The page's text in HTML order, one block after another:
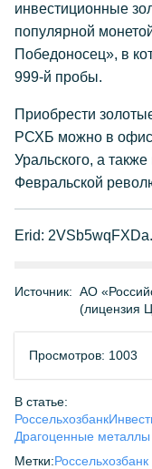
инвестиционные
популярной
Победоносец», в
999-й пробы.
Приобрести
РСХБ можно в
Уральского, а
Февральской
Erid:
Источник: АО
(лицензия
Просмотров: 1003
В статье:
Россельхозбанк
Драгоценные металлы
Метки: